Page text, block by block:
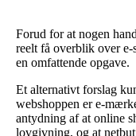
Forud for at nogen
reelt få overblik over e-
en omfattende opgave.
Et alternativt forslag
webshoppen er e-
antydning af at online
lovgivning, og at